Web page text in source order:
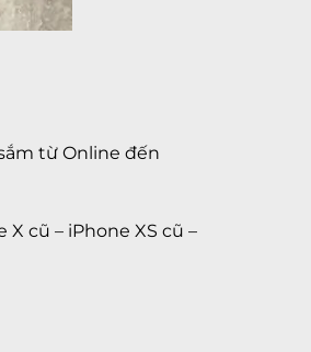
từ Online đến
X cũ – iPhone XS cũ –